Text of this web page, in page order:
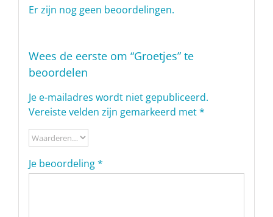
Er zijn nog geen beoordelingen.
Wees de eerste om “Groetjes” te
beoordelen
Je e-mailadres wordt niet gepubliceerd.
Vereiste velden zijn gemarkeerd met*
Je beoordeling*